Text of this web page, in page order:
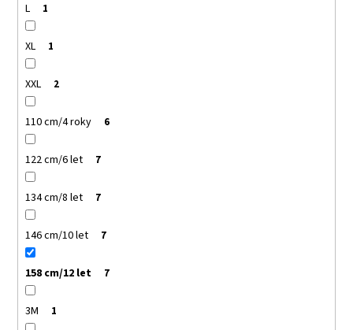
L 1
XL 1
XXL 2
110 cm/4 roky 6
122 cm/6 let 7
134 cm/8 let 7
146 cm/10 let 7
158 cm/12 let 7
3M 1